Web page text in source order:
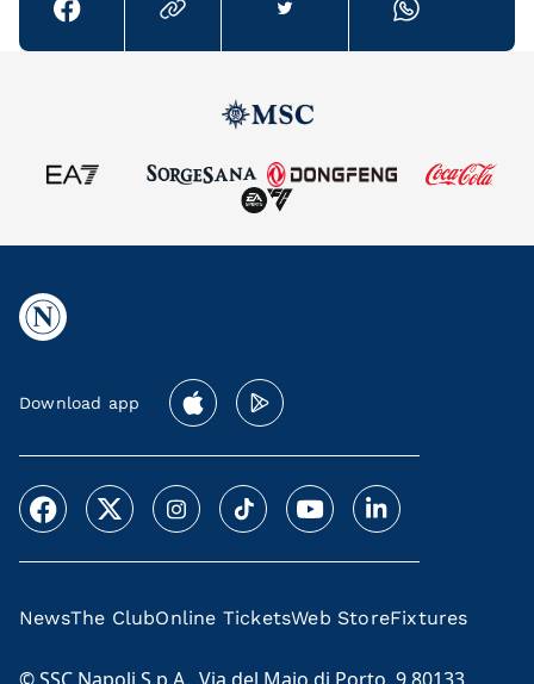
Download app
NewsThe ClubOnline TicketsWeb StoreFixtures